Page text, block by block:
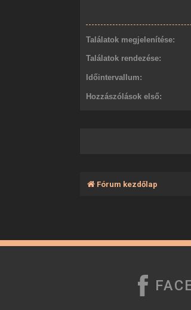
Találatok megjelenítése:
Találatok rendezése:
Időintervallum:
Hozzászólások első:
Fórum kezdőlap